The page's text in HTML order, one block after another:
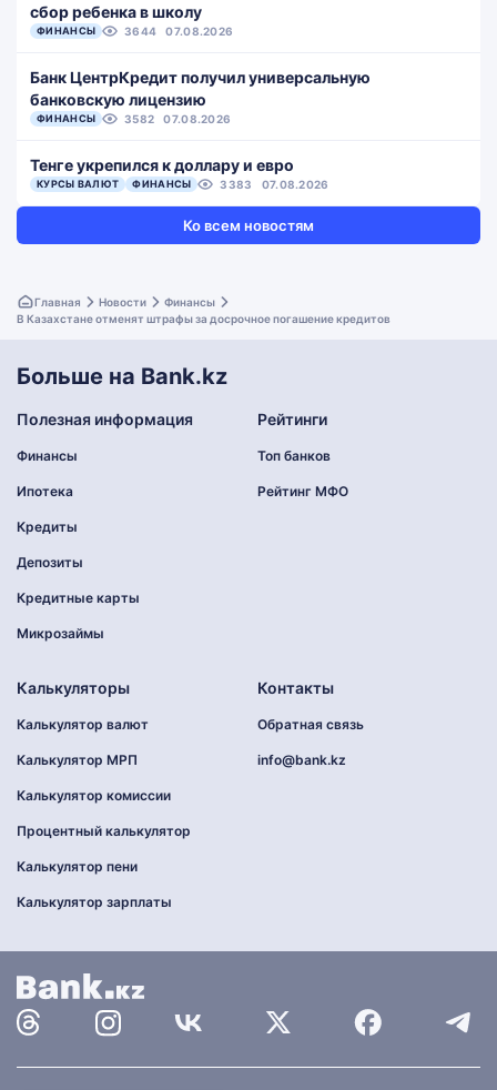
сбор ребенка в школу
ФИНАНСЫ 3644 07.08.2026
Банк ЦентрКредит получил универсальную
банковскую лицензию
ФИНАНСЫ 3582 07.08.2026
Тенге укрепился к доллару и евро
КУРСЫ ВАЛЮТ ФИНАНСЫ 3383 07.08.2026
Ко всем новостям
Главная Новости
Финансы
В Казахстане отменят штрафы за досрочное погашение кредитов
Больше на Bank.kz
Полезная информация
Финансы
Ипотека
Кредиты
Депозиты
Кредитные карты
Микрозаймы
Рейтинги
Топ банков
Рейтинг МФО
Калькуляторы
Калькулятор валют
Калькулятор МРП
Калькулятор комиссии
Процентный калькулятор
Калькулятор пени
Калькулятор зарплаты
Контакты
Обратная связь
info@bank.kz